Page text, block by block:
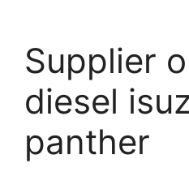
Supplier
diesel
panther